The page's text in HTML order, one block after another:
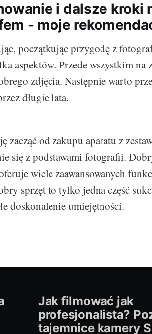
i dalsze kroki
- moje
początkując przygodę z
aspektów. Przede wszystkim na
zdjęcia. Następnie warto
długie lata.
zacząć od zakupu aparatu z
się z podstawami fotografii.
wiele zaawansowanych
sprzęt to tylko jedna część
doskonalenie umiejętności.
Jak filmować jak
profesjonalista?
tajemnice kamery